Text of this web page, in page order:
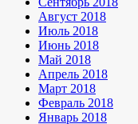
Август 2018
Июль 2018
Июнь 2018
Май 2018
Апрель 2018
Март 2018
Февраль 2018
Январь 2018